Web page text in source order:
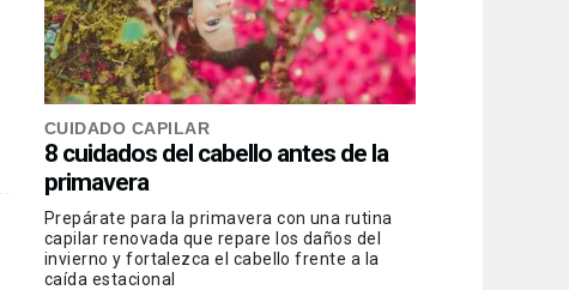
CUIDADO CAPILAR
8 cuidados del cabello antes de la
primavera
Prepárate para la primavera con una rutina
capilar renovada que repare los daños del
invierno y fortalezca el cabello frente a la
caída estacional